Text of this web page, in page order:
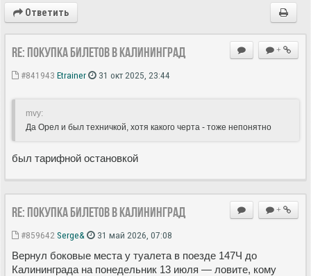
Ответить
+
Re: Покупка билетов в Калининград
#841943 Etrainer 31 окт 2025, 23:44
mvy:
Да Орел и был техничкой, хотя какого черта - тоже непонятно
был тарифной остановкой
+
Re: Покупка билетов в Калининград
#859642 Serge& 31 май 2026, 07:08
Вернул боковые места у туалета в поезде 147Ч до
Калининграда на понедельник 13 июля — ловите, кому